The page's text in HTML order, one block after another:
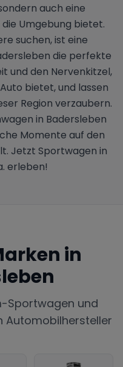
auch eine
Umgebung bietet.
suchen, ist eine
die perfekte
und den Nervenkitzel,
bietet, und lassen
Region verzaubern.
in Badersleben
Momente auf den
Jetzt Sportwagen in
erleben!
in
Sportwagen und
Automobilhersteller